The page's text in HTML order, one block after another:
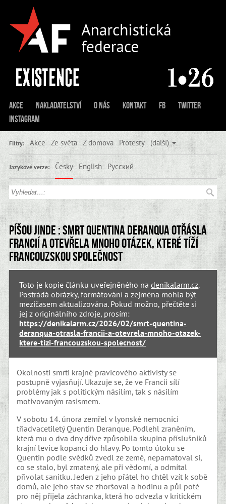
Akce Nakladatelství O nás Kontakt FB
Twitter
Instagram
Filtry: Akce Ze světa Z domova Protesty (další)
Jazykové verze: Česky English Русский
Píšou jinde : Smrt Quentina Deranqua otřásla
Francií a otevřela mnoho otázek, které tíží
francouzskou společnost
Toto je kopie článku uveřejněného nadenikalarm.cz.
Postrádá obrázky, formátování a zejména mohla být
mezičasem aktualizována. Pokud možno, přečtěte si
jej z originálního zdroje, prosím:
https://denikalarm.cz/2026/02/smrt-quentina-
deranqua-otrasla-francii-a-otevrela-mnoho-otazek-
ktere-tizi-francouzskou-spolecnost/
Okolnosti smrti krajně pravicového aktivisty se
postupně vyjasňují. Ukazuje se, že ve Francii sílí
problémy jak s politickým násilím, tak s násilím
motivovaným rasismem.
V sobotu 14. února zemřel v lyonské nemocnici
třiadvacetiletý Quentin Deranque. Podlehl zraněním,
která mu o dva dny dříve způsobila skupina příslušníků
krajní levice kopanci do hlavy. Po tomto útoku se
Quentin podle svědků zvedl ze země, nepamatoval si,
co se stalo, byl zmatený, ale při vědomí, a odmítal
přivolat sanitku. Jeden z jeho přátel ho chtěl vzít k sobě
domů, ale jeho stav se zhoršoval a hodinu a půl poté
pro něj přijela záchranka, která ho odvezla v kritickém